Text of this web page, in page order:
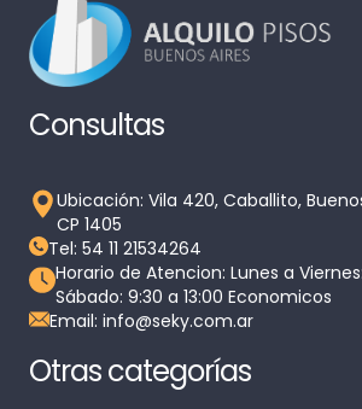
Consultas
Ubicación: Vila 420, Caballito,
CP 1405
Tel: 54 11 21534264
Horario de Atencion: Lunes a
Sábado: 9:30 a 13:00 Economicos
Email: info@seky.com.ar
Otras categorías